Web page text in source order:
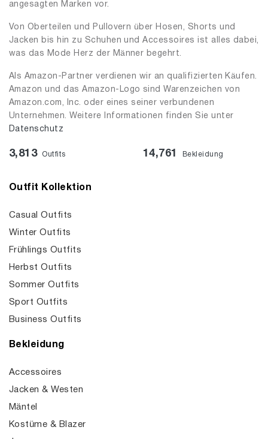
angesagten Marken vor.
Von Oberteilen und Pullovern über Hosen, Shorts und
Jacken bis hin zu Schuhen und Accessoires ist alles dabei,
was das Mode Herz der Männer begehrt.
Als Amazon-Partner verdienen wir an qualifizierten Käufen.
Amazon und das Amazon-Logo sind Warenzeichen von
Amazon.com, Inc. oder eines seiner verbundenen
Unternehmen. Weitere Informationen finden Sie unter
Datenschutz
3,813 Outfits 14,761 Bekleidung
Outfit Kollektion
Casual Outfits
Winter Outfits
Frühlings Outfits
Herbst Outfits
Sommer Outfits
Sport Outfits
Business Outfits
Bekleidung
Accessoires
Jacken & Westen
Mäntel
Kostüme & Blazer